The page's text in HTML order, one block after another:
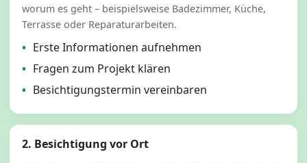
worum es geht – beispielsweise Badezimmer, Küche,
Terrasse oder Reparaturarbeiten.
Erste Informationen aufnehmen
Fragen zum Projekt klären
Besichtigungstermin vereinbaren
2. Besichtigung vor Ort